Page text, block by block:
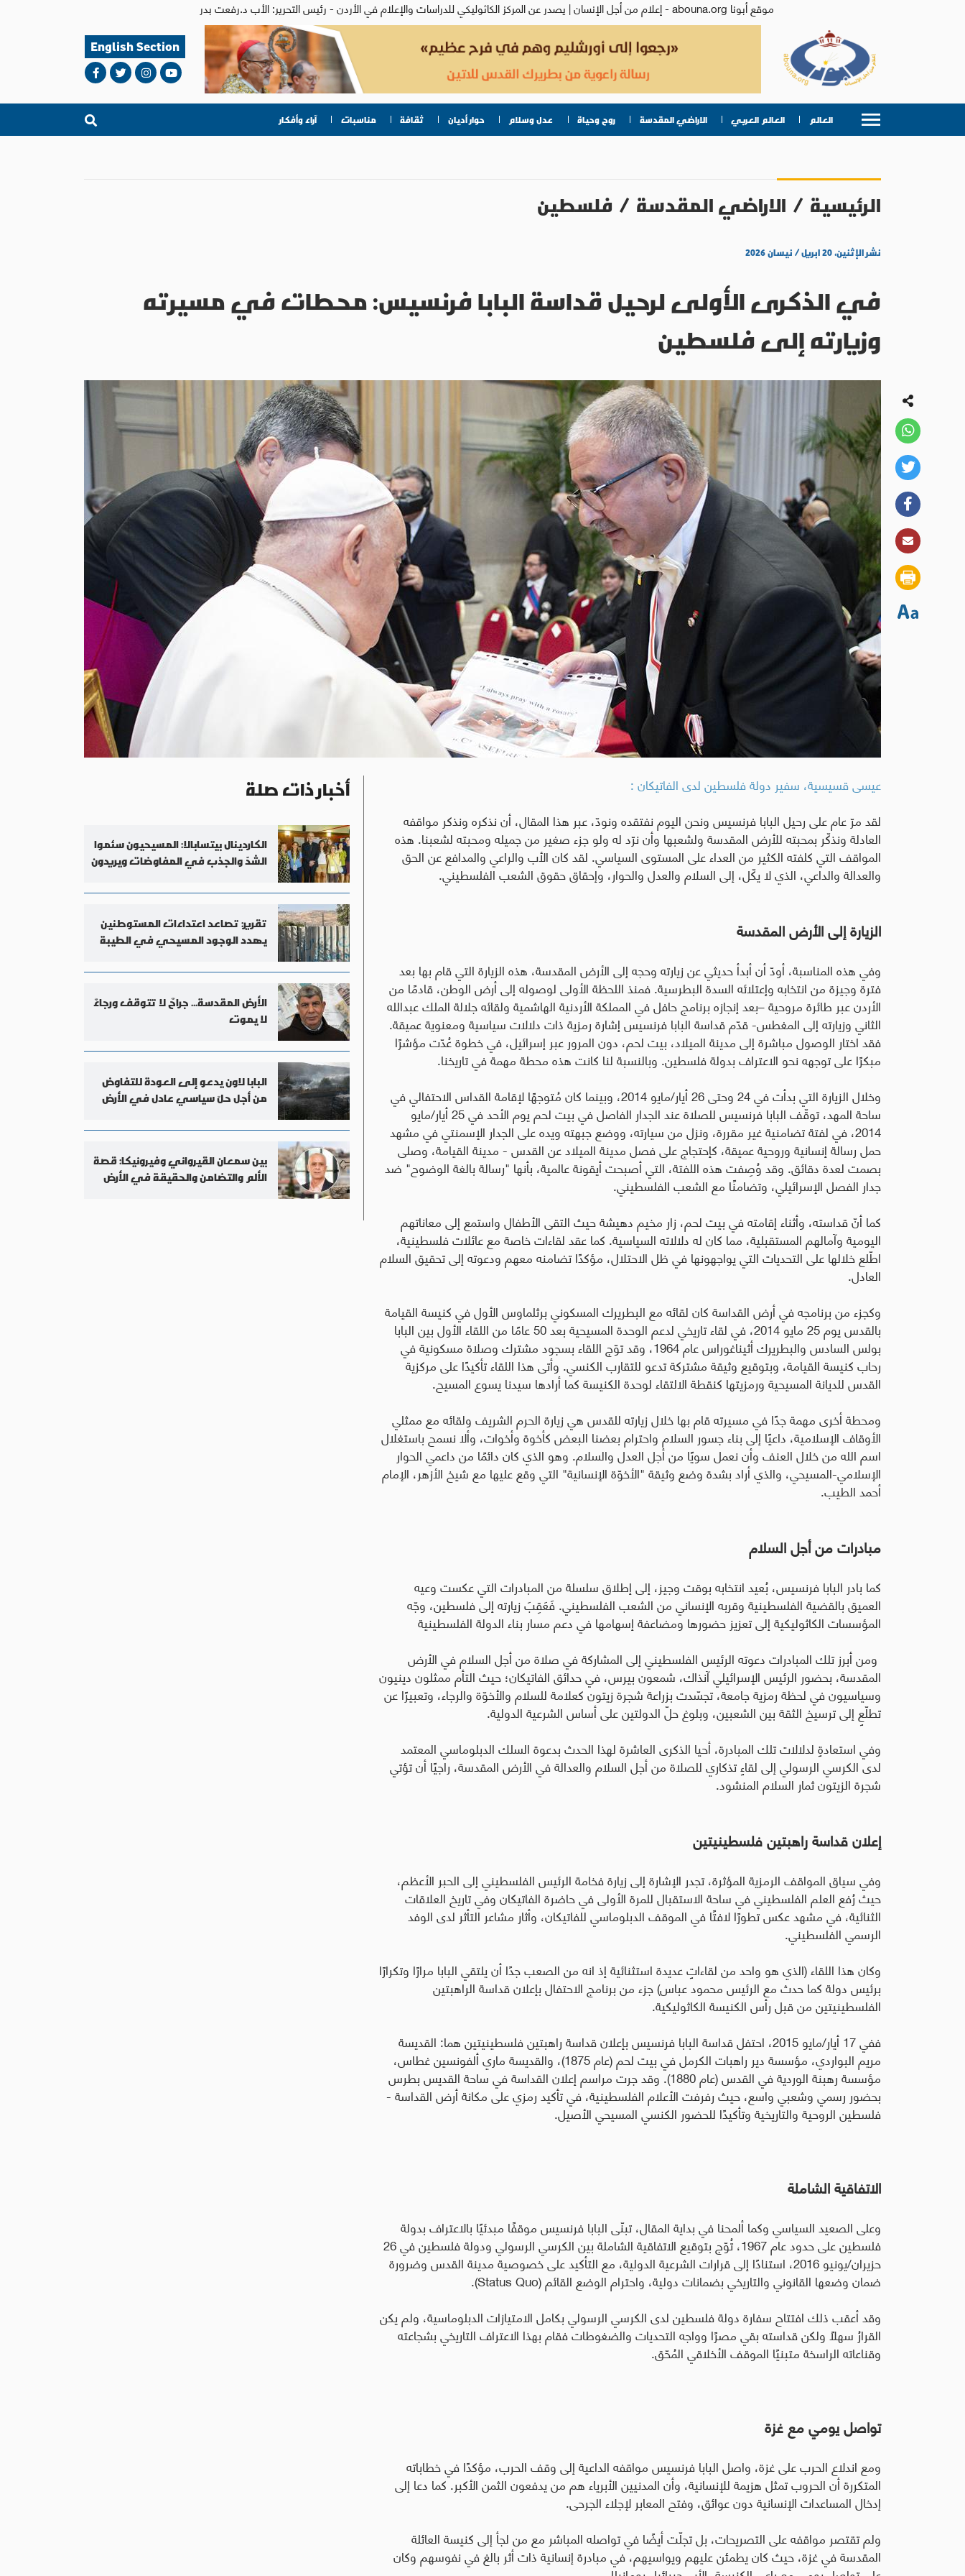
موقع أبونا abouna.org - إعلام من أجل الإنسان | يصدر عن المركز الكاثوليكي للدراسات والإعلام في الأردن - رئيس التحرير: الأب د.رفعت بدر
English Section
العالم العالم العربي الاراضي المقدسة روح وحياة عدل وسلام حوار أديان ثقافة مناسبات آراء وأفكار
الرئيسية / الاراضي المقدسة / فلسطين
نشر الإثنين، ٢٠ ابريل / نيسان ٢٠٢٦
في الذكرى الأولى لرحيل قداسة البابا فرنسيس: محطات في مسيرته
وزيارته إلى فلسطين
عيسى قسيسية، سفير دولة فلسطين لدى الفاتيكان :
لقد مرّ عام على رحيل البابا فرنسيس ونحن اليوم نفتقده ونودّ، عبر هذا المقال، أن نذكره ونذكر مواقفه
العادلة ونذكّر بمحبته للأرض المقدسة ولشعبها وأن نرّد له ولو جزء صغير من جميله ومحبته لشعبنا. هذه
المواقف التي كلفته الكثير من العداء على المستوى السياسي. لقد كان الأب والراعي والمدافع عن الحق
والعدالة والداعي، الذي لا يكّل، إلى السلام والعدل والحوار، وإحقاق حقوق الشعب الفلسطيني.
الزيارة إلى الأرض المقدسة
وفي هذه المناسبة، أودّ أن أبدأ حديثي عن زيارته وحجه إلى الأرض المقدسة، هذه الزيارة التي قام بها بعد
فترة وجيزة من انتخابه وإعتلائه السدة البطرسية.فمنذ اللحظة الأولى لوصوله إلى أرض الوطن، قادمًا من
الأردن عبر طائرة مروحية –بعد إنجازه برنامج حافل في المملكة الأردنية الهاشمية ولقائه جلالة الملك عبدالله
الثاني وزيارته إلى المغطس- قدّم قداسة البابا فرنسيس إشارة رمزية ذات دلالات سياسية ومعنوية عميقة.
فقد اختار الوصول مباشرة إلى مدينة الميلاد، بيت لحم، دون المرور عبر إسرائيل، في خطوة عُدّت مؤشرًا
مبكرًا على توجهه نحو الاعتراف بدولة فلسطين. وبالنسبة لنا كانت هذه محطة مهمة في تاريخنا.
وخلال الزيارة التي بدأت في 24 وحتى 26 أيار/مايو 2014، وبينما كان مُتوجهًا لإقامة القداس الاحتفالي في
ساحة المهد، توقّفالبابا فرنسيس للصلاة عند الجدار الفاصل في بيت لحم يوم الأحد في 25 أيار/مايو
2014، في لفتة تضامنية غير مقررة، ونزل من سيارته، ووضع جبهته ويده على الجدار الإسمنتي في مشهد
حمل رسالة إنسانية وروحية عميقة، كإحتجاج على فصل مدينة الميلاد عن القدس - مدينة القيامة، وصلى
بصمت لعدة دقائق. وقد وُصِفت هذه اللفتة، التي أصبحت أيقونة عالمية، بأنها "رسالة بالغة الوضوح" ضد
جدار الفصل الإسرائيلي، وتضامنًا مع الشعب الفلسطيني.
كما أنّ قداسته، وأثناء إقامته في بيت لحم، زار مخيم دهيشة حيث التقى الأطفال واستمع إلى معاناتهم
اليومية وآمالهم المستقبلية، مما كان له دلالاته السياسية. كما عقد لقاءات خاصة مع عائلات فلسطينية،
اطّلع خلالها على التحديات التي يواجهونها في ظل الاحتلال، مؤكدًا تضامنه معهم ودعوته إلى تحقيق السلام
العادل.
وكجزء من برنامجه في أرض القداسة كان لقائه مع البطريركالمسكوني برثلماوس الأول في كنيسة القيامة
بالقدس يوم 25 مايو 2014، في لقاء تاريخي لدعم الوحدة المسيحية بعد 50 عامًا من اللقاء الأول بين البابا
بولس السادس والبطريرك أثيناغوراس عام 1964، وقد توّج اللقاء بسجود مشترك وصلاة مسكونية في
رحاب كنيسة القيامة، وبتوقيع وثيقة مشتركة تدعو للتقارب الكنسي. وأتى هذا اللقاء تأكيدًا على مركزية
القدس للديانة المسيحية ورمزيتها كنقطة الالتقاء لوحدة الكنيسة كما أرادها سيدنا يسوع المسيح.
ومحطة أخرى مهمة جدًا في مسيرته قام بها خلال زيارته للقدس هي زيارة الحرم الشريف ولقائه مع ممثلي
الأوقاف الإسلامية، داعيًا إلى بناء جسور السلام واحترام بعضنا البعض كأخوة وأخوات، وألا نسمح باستغلال
اسم الله من خلال العنف وأن نعمل سويًا من أجل العدل والسلام. وهو الذي كان دائمًا من داعمي الحوار
الإسلامي-المسيحي، والذي أراد بشدة وضع وثيقة "الأخوّة الإنسانية" التي وقع عليها مع شيخ الأزهر، الإمام
أحمد الطيب.
مبادرات من أجل السلام
كما بادر البابا فرنسيس، بُعيد انتخابه بوقت وجيز، إلى إطلاق سلسلة من المبادرات التي عكست وعيه
العميق بالقضية الفلسطينية وقربه الإنساني من الشعب الفلسطيني. فَعَقِبَ زيارته إلى فلسطين، وجّه
المؤسسات الكاثوليكية إلى تعزيز حضورها ومضاعفة إسهامها في دعم مسار بناء الدولة الفلسطينية
ومن أبرز تلك المبادرات دعوته الرئيس الفلسطيني إلى المشاركة في صلاة من أجل السلام في الأرض
المقدسة، بحضور الرئيس الإسرائيلي آنذاك، شمعون بيرس، في حدائق الفاتيكان؛ حيث التأم ممثلون دينيون
وسياسيون في لحظة رمزية جامعة، تجسّدت بزراعة شجرة زيتون كعلامة للسلام والأخوّة والرجاء، وتعبيرًا عن
تطلّعٍ إلى ترسيخ الثقة بين الشعبين، وبلوغ حلّ الدولتين على أساس الشرعية الدولية.
وفي استعادةٍ لدلالات تلك المبادرة، أحيا الذكرى العاشرة لهذا الحدث بدعوة السلك الدبلوماسي المعتمد
لدى الكرسي الرسولي إلى لقاءٍ تذكاري للصلاة من أجل السلام والعدالة في الأرض المقدسة، راجيًا أن تؤتي
شجرة الزيتون ثمار السلام المنشود.
إعلان قداسة راهبتين فلسطينيتين
وفي سياق المواقف الرمزية المؤثرة، تجدر الإشارة إلى زيارة فخامة الرئيس الفلسطيني إلى الحبر الأعظم،
حيث رُفع العلم الفلسطيني في ساحة الاستقبال للمرة الأولى في حاضرة الفاتيكان وفي تاريخ العلاقات
الثنائية، في مشهد عكس تطورًا لافتًا في الموقف الدبلوماسي للفاتيكان، وأثار مشاعر التأثر لدى الوفد
الرسمي الفلسطيني.
وكان هذا اللقاء (الذي هو واحد من لقاءاتٍ عديدة استثنائية إذ انه من الصعب جدًا أن يلتقي البابا مرارًا وتكرارًا
برئيس دولة كما حدث مع الرئيس محمود عباس) جزء من برنامج الاحتفال بإعلان قداسة الراهبتين
الفلسطينيتين من قبل رأس الكنيسة الكاثوليكية.
ففي 17 أيار/مايو 2015، احتفل قداسة البابا فرنسيس بإعلان قداسة راهبتين فلسطينيتين هما: القديسة
مريم البواردي، مؤسسة دير راهبات الكرمل في بيت لحم (عام 1875)، والقديسة ماري ألفونسين غطاس،
مؤسسة رهبنة الوردية في القدس (عام 1880). وقد جرت مراسم إعلان القداسة في ساحة القديس بطرس
بحضور رسمي وشعبي واسع، حيث رفرفت الأعلام الفلسطينية، في تأكيد رمزي على مكانة أرض القداسة -
فلسطين الروحية والتاريخية وتأكيدًا للحضور الكنسي المسيحي الأصيل.
الاتفاقية الشاملة
وعلى الصعيد السياسي وكما ألمحنا في بداية المقال، تبنّى البابا فرنسيس موقفًا مبدئيًا بالاعتراف بدولة
فلسطين على حدود عام 1967، تُوّج بتوقيع الاتفاقية الشاملة بين الكرسي الرسولي ودولة فلسطين في 26
حزيران/يونيو 2016، استنادًا إلى قرارات الشرعية الدولية، مع التأكيد على خصوصية مدينة القدس وضرورة
ضمان وضعها القانوني والتاريخي بضمانات دولية، واحترام الوضع القائم(Status Quo)
.
وقد أعقب ذلك افتتاح سفارة دولة فلسطين لدى الكرسي الرسولي بكامل الامتيازات الدبلوماسية، ولم يكن
القرارُ سهلاً ولكن قداسته بقي مصرًا وواجه التحديات والضغوطات فقام بهذا الاعتراف التاريخي بشجاعته
وقناعاته الراسخة متبنيًا الموقف الأخلاقي المُحّق.
تواصل يومي مع غزة
ومع اندلاع الحرب على غزة، واصل البابا فرنسيس مواقفه الداعية إلى وقف الحرب، مؤكدًا في خطاباته
المتكررة أن الحروب تمثل هزيمة للإنسانية، وأن المدنيين الأبرياء هم من يدفعون الثمن الأكبر. كما دعا إلى
إدخال المساعدات الإنسانية دون عوائق، وفتح المعابر لإجلاء الجرحى.
ولم تقتصر مواقفه على التصريحات، بل تجلّت أيضًا في تواصله المباشر مع من لجأ إلى كنيسة العائلة
المقدسة في غزة، حيث كان يطمئن عليهم ويواسيهم، في مبادرة إنسانية ذات أثر بالغ في نفوسهم وكان
أخبار ذات صلة
الكاردينال بيتسابالا: المسيحيون سئموا
الشدّ والجذب في المفاوضات ويريدون
تقرير: تصاعد اعتداءات المستوطنين
يهدد الوجود المسيحي في الطيبة
الأرض المقدسة... جراحٌ لا تتوقف ورجاءٌ
لا يموت
البابا لاون يدعو إلى العودة للتفاوض
من أجل حلّ سياسي عادل في الأرض
بين سمعان القيرواني وفيرونيكا: قصة
الألم والتضامن والحقيقة في الأرض